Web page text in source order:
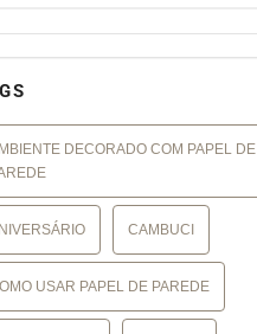
DECORADO COM PAPEL DE
CAMBUCI
USAR PAPEL DE PAREDE